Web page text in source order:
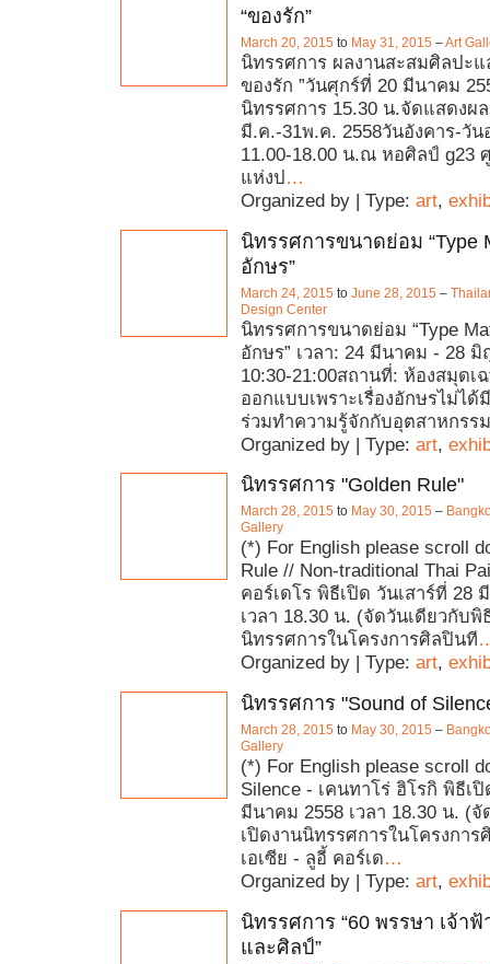
“ของรัก”
March 20, 2015 to May 31, 2015 –Art
นิทรรศการ ผลงานสะสมศิลปะแ
ของรัก ”วันศุกร์ที่ 20 มีนาคม
นิทรรศการ 15.30 น.จัดแสดงผ
มี.ค.-31พ.ค. 2558วันอังคาร-วัน
11.00-18.00 น.ณ หอศิลป์ g23
แห่งป …
Organized by | Type: art,
นิทรรศการขนาดย่อม “Type
อักษร”
March 24, 2015 to June 28, 2015 –
Design Center
นิทรรศการขนาดย่อม “Type
อักษร” เวลา: 24 มีนาคม - 28 มิ
10:30-21:00สถานที่: ห้องสมุดเ
ออกแบบเพราะเรื่องอักษรไม่ไ
ร่วมทำความรู้จักกับอุตสาหกรร
Organized by | Type: art,
นิทรรศการ "Golden Rule"
March 28, 2015 to May 30, 2015 –
Gallery
(*) For English please scroll
Rule // Non-traditional Thai
คอร์เดโร พิธีเปิด วันเสาร์ที่ 28
เวลา 18.30 น. (จัดวันเดียวกับพิ
นิทรรศการในโครงการศิลปินที
Organized by | Type: art,
นิทรรศการ "Sound of
March 28, 2015 to May 30, 2015 –
Gallery
(*) For English please scroll
Silence - เคนทาโร่ ฮิโรกิ พิธีเ
มีนาคม 2558 เวลา 18.30 น. (
เปิดงานนิทรรศการในโครงกา
เอเซีย - ลูอี้ คอร์เด…
Organized by | Type: art,
นิทรรศการ “60 พรรษา เจ้า
และศิลป์”